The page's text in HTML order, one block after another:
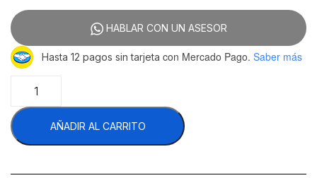
HABLAR CON UN ASESOR
Hasta 12 pagos sin tarjeta con Mercado Pago. Saber más
BY968ZVASO
Vaso
Para
Licuadora
Litros
AÑADIR AL CARRITO